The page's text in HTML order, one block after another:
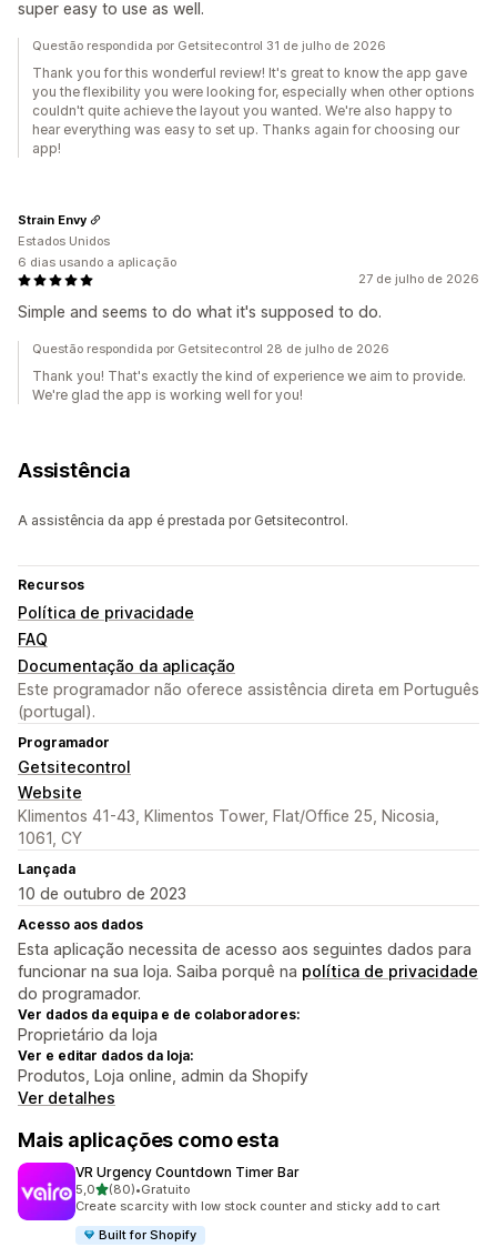
super easy to use as well.
Questão respondida por Getsitecontrol 31 de julho de 2026
Thank you for this wonderful review! It's great to know the app gave
you the flexibility you were looking for, especially when other options
couldn't quite achieve the layout you wanted. We're also happy to
hear everything was easy to set up. Thanks again for choosing our
app!
27 de julho de 2026
Simple and seems to do what it's supposed to do.
Strain Envy
Estados Unidos
6 dias usando a aplicação
Questão respondida por Getsitecontrol 28 de julho de 2026
Thank you! That's exactly the kind of experience we aim to provide.
We're glad the app is working well for you!
Assistência
A assistência da app é prestada por Getsitecontrol.
Recursos
Política de privacidade
FAQ
Documentação da aplicação
Este programador não oferece assistência direta em Português
(portugal).
Programador
Getsitecontrol
Website
Klimentos 41-43, Klimentos Tower, Flat/Office 25, Nicosia,
1061, CY
Lançada
10 de outubro de 2023
Acesso aos dados
Esta aplicação necessita de acesso aos seguintes dados para
funcionar na sua loja. Saiba porquê na política de privacidade
do programador.
Ver dados da equipa e de colaboradores:
Proprietário da loja
Ver e editar dados da loja:
Produtos, Loja online, admin da Shopify
Ver detalhes
Mais aplicações como esta
VR Urgency Countdown Timer Bar
5,0de 5 estrelas
(80)
80 total de avaliações
•Gratuito
Create scarcity with low stock counter and sticky add to cart
Built for Shopify